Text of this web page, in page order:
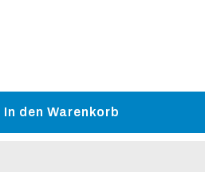
In den Warenkorb